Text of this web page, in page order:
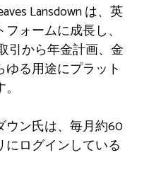
Lansdown は、英
ォームに成長し、
引から年金計画、金
る用途にプラット
ウン氏は、毎月約60
ログインしている